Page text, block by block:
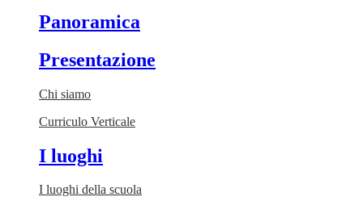
Panoramica
Presentazione
Chi siamo
Curriculo Verticale
I luoghi
I luoghi della scuola